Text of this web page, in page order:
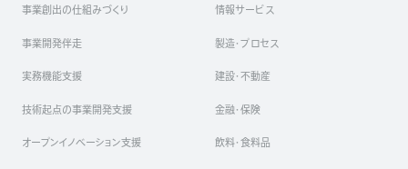
事業創出の仕組みづくり
事業開発伴走
実務機能支援
技術起点の事業開発支援
オープンイノベーション支援
情報サービス
製造・プロセス
建設・不動産
金融・保険
飲料・食料品